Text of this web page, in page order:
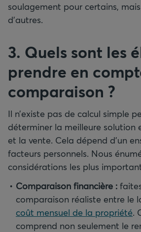
soulagement pour certains,
d’autres.
3. Quels sont les
prendre en
comparaison ?
Il n’existe pas de calcul simple
déterminer la meilleure solution
et la vente. Cela dépend d’un
facteurs personnels. Nous
considérations les plus
Comparaison financière :
comparaison réaliste entre le
coût mensuel de la propriété.
comprend non seulement le